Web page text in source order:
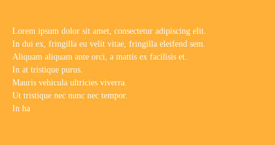
Lorem ipsum dolor sit amet, consectetur adipiscing elit.
In dui ex, fringilla eu velit vitae, fringilla eleifend sem.
Aliquam aliquam ante orci, a mattis ex facilisis et.
In at tristique purus.
Mauris vehicula ultricies viverra.
Ut tristique nec nunc nec tempor.
In ha